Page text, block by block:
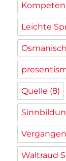
Leichte
Quelle (8)
Waltraud